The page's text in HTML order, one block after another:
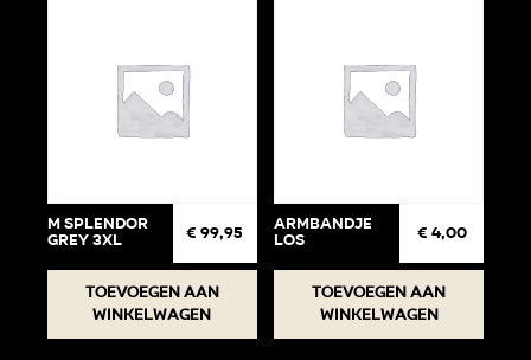
M Splendor
Grey 3XL € 99,95
Toevoegen aan
winkelwagen
Armbandje
Los € 4,00
Toevoegen aan
winkelwagen